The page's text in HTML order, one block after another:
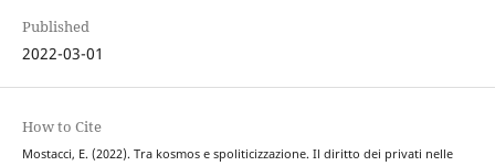
Published
2022-03-01
How to Cite
Mostacci, E. (2022). Tra kosmos e spoliticizzazione. Il diritto dei privati nelle